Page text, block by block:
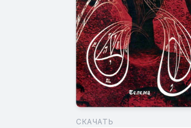
СКАЧАТЬ